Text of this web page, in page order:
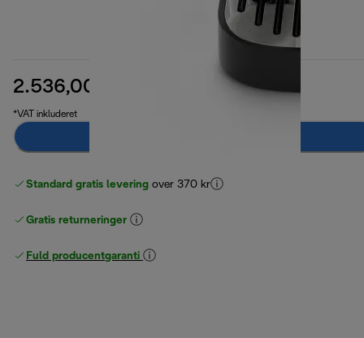
2.536,00 kr. oprindelig pris 4.249,00 kr.
(-40 %)
*VAT inkluderet
Standard gratis levering over 370 kr
Gratis returneringer
Fuld producentgaranti